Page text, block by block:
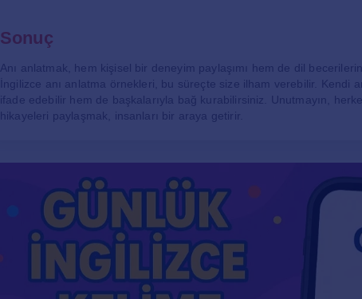
Sonuç
Anı anlatmak, hem kişisel bir deneyim paylaşımı hem de dil
İngilizce anı anlatma örnekleri, bu süreçte size ilham verebilir. Kendi
ifade edebilir hem de başkalarıyla bağ kurabilirsiniz. Unutmayın,
hikayeleri paylaşmak, insanları bir araya getirir.